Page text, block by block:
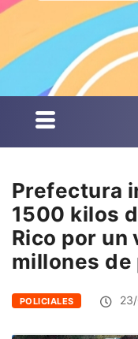
Prefectura
1500 kilos
Rico por un
millones de
POLICIALES